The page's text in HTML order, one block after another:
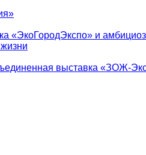
«ЭкоГородЭкспо» и
выставка «ЗОЖ-